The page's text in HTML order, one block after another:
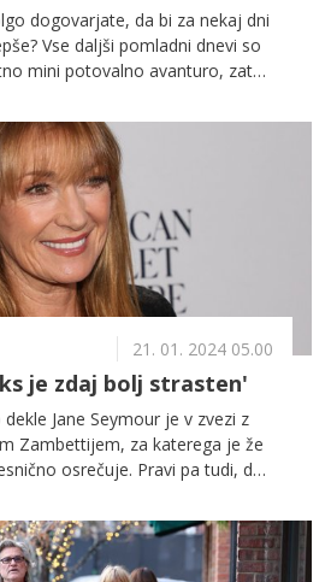
dogovarjate, da bi za nekaj dni
Vse daljši pomladni dnevi so
mini potovalno avanturo, zato
trip', prilagamo pa še seznam
smejo manjkati v vaših kovčkih.
21. 01. 2024 05.00
je zdaj bolj strasten'
Jane Seymour je v zvezi z
Zambettijem, za katerega je že
osrečuje. Pravi pa tudi, da